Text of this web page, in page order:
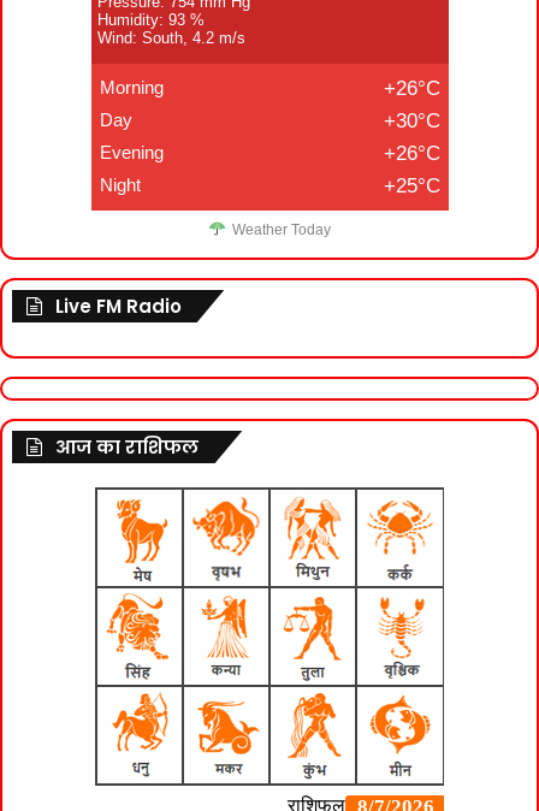
Humidity: 93 %
Wind: South, 4.2 m/s
Morning +26°C
Day +30°C
Evening +26°C
Night +25°C
Weather Today
Live FM Radio
आज का राशिफल